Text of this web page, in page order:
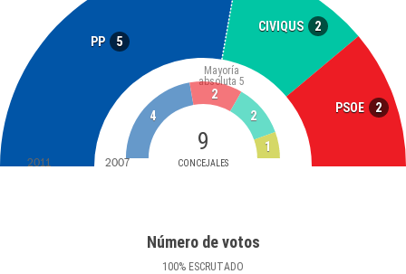
PP 5
CIVIQUS 2
PSOE 2
9
CONCEJALES
Mayoría
absoluta 5
4
2
2
1
2011 2007
Número de votos
100% ESCRUTADO